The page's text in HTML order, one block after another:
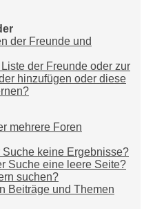
der Freunde und
der Freunde oder zur
hinzufügen oder diese
mehrere Foren
keine Ergebnisse?
Suche eine leere Seite?
suchen?
Beiträge und Themen